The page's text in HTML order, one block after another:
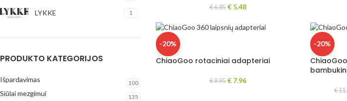
LYKKE 1
PRODUKTO KATEGORIJOS
Išpardavimas 100
Siūlai mezgimui 135
€6.85 €5.48
-20%
ChiaoGoo rotaciniai adapteriai
€9.95 €7.96
-20%
€